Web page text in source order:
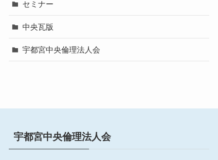
セミナー
中央瓦版
宇都宮中央倫理法人会
宇都宮中央倫理法人会